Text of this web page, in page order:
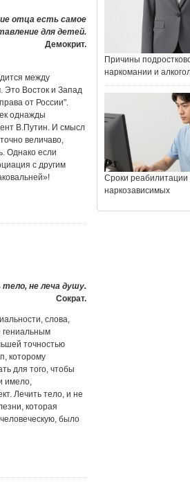
отца есть самое
для детей.
Демокрит.
между
Это Восток и Запад
от России".
однажды
В.Путин. И смысл
величаво,
Однако если
с другим
тело, не леча душу.
Сократ.
слова,
гениальным
точностью
которому
для того, чтобы
имело,
Лечить тело, и не
которая
было
наркомании и
алкоголизма
Причины
наркомании и
Сроки
алко и
Сроки реабилитации
наркозависимых